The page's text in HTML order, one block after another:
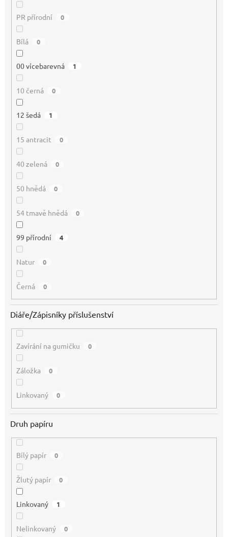
PR přírodní 0
Bílá 0
00 vícebarevná 1
10 černá 0
12 šedá 1
15 antracit 0
40 zelená 0
50 hnědá 0
54 tmavě hnědá 0
99 přírodní 4
Natur 0
Černá 0
Diáře/Zápisníky příslušenství
Zavírání na gumičku 0
Záložka 0
Linkovaný 0
Druh papíru
Bílý papír 0
Žlutý papír 0
Linkovaný 1
Nelinkovaný 0